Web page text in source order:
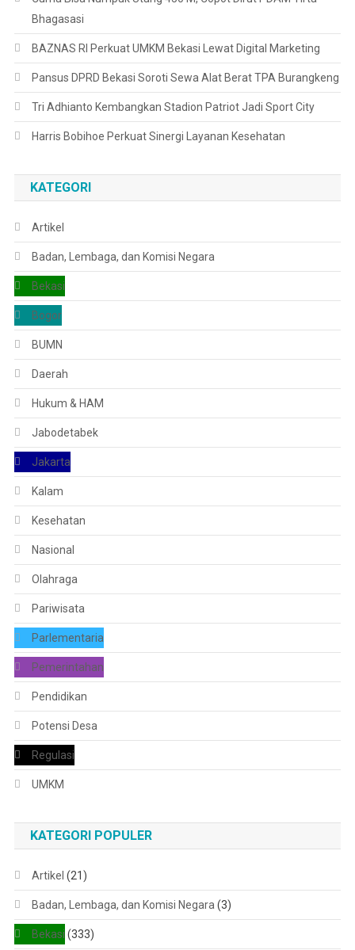
Bhagasasi
BAZNAS RI Perkuat UMKM Bekasi Lewat Digital Marketing
Pansus DPRD Bekasi Soroti Sewa Alat Berat TPA Burangkeng
Tri Adhianto Kembangkan Stadion Patriot Jadi Sport City
Harris Bobihoe Perkuat Sinergi Layanan Kesehatan
KATEGORI
Artikel
Badan, Lembaga, dan Komisi Negara
Bekasi
Bogor
BUMN
Daerah
Hukum & HAM
Jabodetabek
Jakarta
Kalam
Kesehatan
Nasional
Olahraga
Pariwisata
Parlementaria
Pemerintahan
Pendidikan
Potensi Desa
Regulasi
UMKM
KATEGORI POPULER
Artikel (21)
Badan, Lembaga, dan Komisi Negara (3)
Bekasi (333)